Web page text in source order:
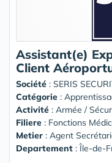
Assistant(e)
Client
Société : SERIS
Catégorie :
Activité : Armée /
Filiere : Fonctions
Metier : Agent
Departement : Île-de-